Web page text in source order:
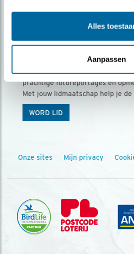
Alles
Aanpassen
Ontvang 5 x Vogels voor
Vogels is het tijdschrift voor
prachtige fotoreportages en
Met jouw lidmaatschap help je de
WORD LID
Onze sites Mijn privacy